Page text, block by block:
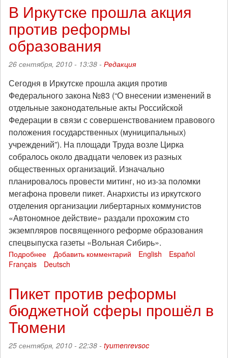
–
классовая
организация
В Иркутске прошла акция
против реформы
образования
26 сентября, 2010 - 13:38 - Редакция
Сегодня в Иркутске прошла акция против
Федерального закона №83 (“О внесении изменений в
отдельные законодательные акты Российской
Федерации в связи с совершенствованием правового
положения государственных (муниципальных)
учреждений”). На площади Труда возле Цирка
собралось около двадцати человек из разных
общественных организаций. Изначально
планировалось провести митинг, но из-за поломки
мегафона провели пикет. Анархисты из иркутского
отделения организации либертарных коммунистов
«Автономное действие» раздали прохожим сто
экземпляров посвященного реформе образования
спецвыпуска газеты «Вольная Сибирь».
Подробнее
В
акция
против
реформы
образования
Добавить комментарий English
Español
Français
Deutsch
Пикет против реформы
бюджетной сферы прошёл в
Тюмени
25 сентября, 2010 - 22:38 - tyumenrevsoc